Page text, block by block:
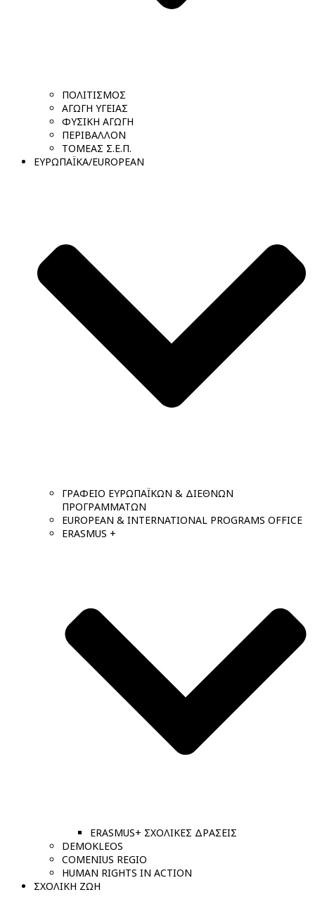
ΠΟΛΙΤΙΣΜΟΣ
ΑΓΩΓΗ ΥΓΕΙΑΣ
ΦΥΣΙΚΗ ΑΓΩΓΗ
ΠΕΡΙΒΑΛΛΟΝ
ΤΟΜΕΑΣ Σ.Ε.Π.
ΕΥΡΩΠΑΪΚΑ/EUROPEAN
ΓΡΑΦΕΙΟ ΕΥΡΩΠΑΪΚΩΝ & ΔΙΕΘΝΩΝ
ΠΡΟΓΡΑΜΜΑΤΩΝ
EUROPEAN & INTERNATIONAL PROGRAMS OFFICE
ERASMUS +
ERASMUS+ ΣΧΟΛΙΚΕΣ ΔΡΑΣΕΙΣ
DEMOKLEOS
COMENIUS REGIO
HUMAN RIGHTS IN ACTION
ΣΧΟΛΙΚΗ ΖΩΗ